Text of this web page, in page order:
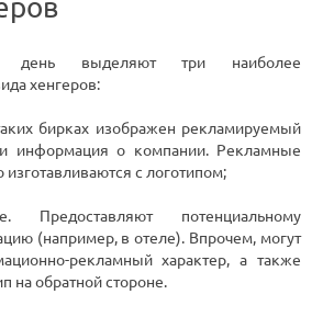
день выделяют три наиболее
хенгеров:
бирках изображен рекламируемый
информация о компании. Рекламные
изготавливаются с логотипом;
Предоставляют потенциальному
(например, в отеле). Впрочем, могут
рекламный характер, а также
на обратной стороне.